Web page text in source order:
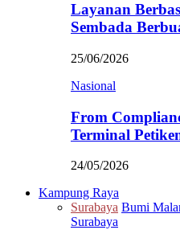
Layanan
Sembada
25/06/2026
Nasional
From
Terminal
24/05/2026
Kampung Raya
Surabaya Bumi
Surabaya